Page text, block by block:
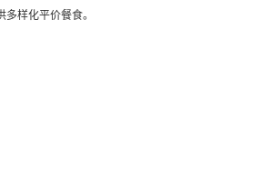
样化平价餐食。